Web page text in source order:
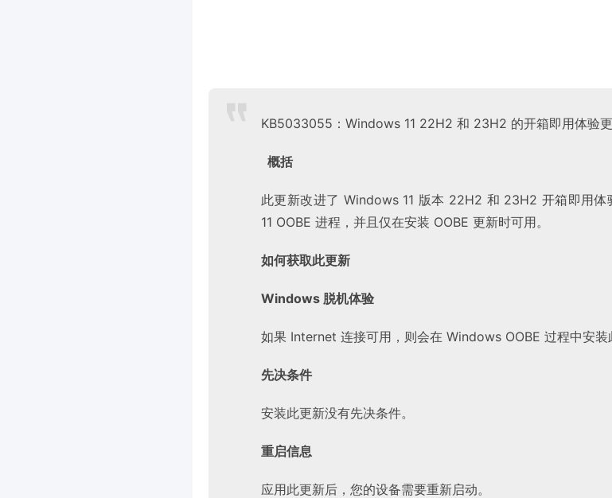
KB5033055：Windows 11 22H2 和 23H2 的开箱即用体验
概括
此更新改进了 Windows 11 版本 22H2 和 23H2 开箱即用
11 OOBE 进程，并且仅在安装 OOBE 更新时可用。
如何获取此更新
Windows 脱机体验
如果 Internet 连接可用，则会在 Windows OOBE 过程中安装
先决条件
安装此更新没有先决条件。
重启信息
应用此更新后，您的设备需要重新启动。